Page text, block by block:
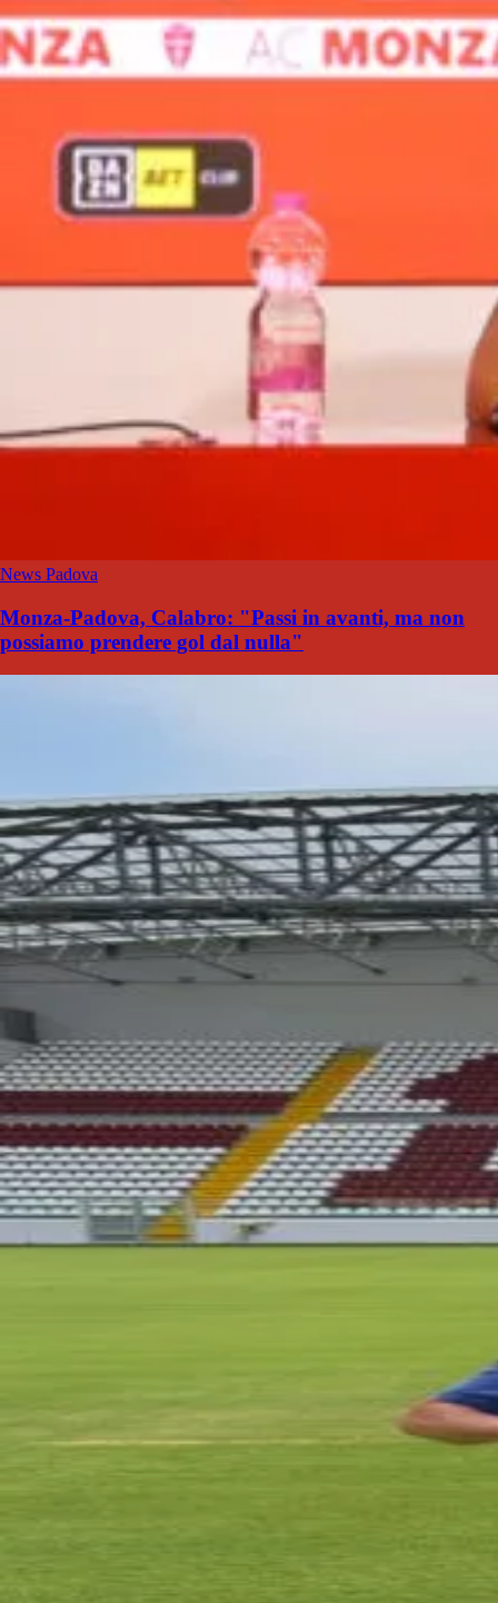
News Padova
Monza-Padova, Calabro: "Passi in avanti, ma non
possiamo prendere gol dal nulla"